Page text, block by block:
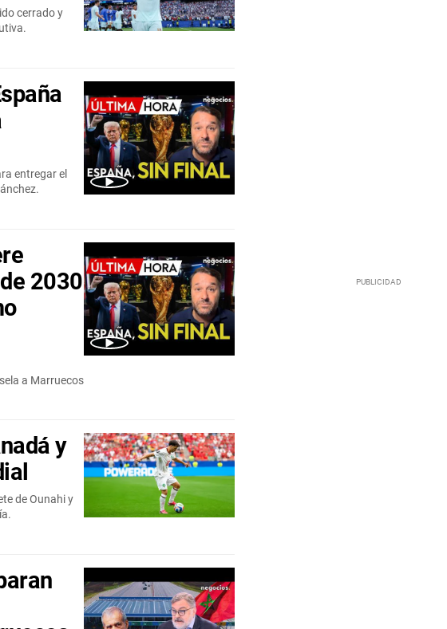
cerrado y
entregar el
2030
a Marruecos
y
de Ounahi y